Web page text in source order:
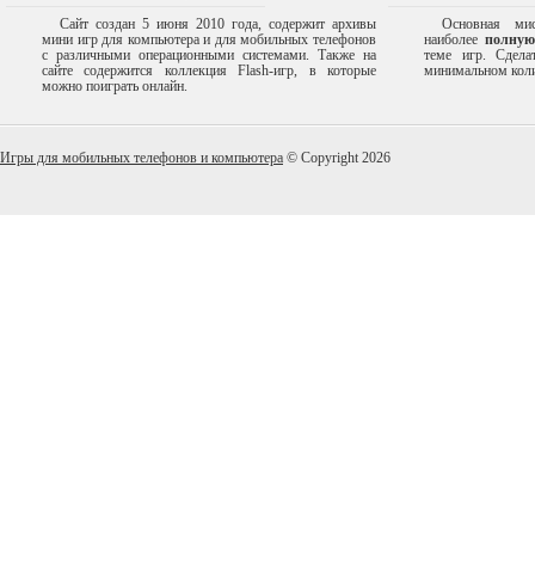
Сайт создан 5 июня 2010 года, содержит архивы
мини игр для компьютера и для мобильных телефонов
с различными операционными системами. Также на
сайте содержится коллекция Flash-игр, в которые
можно поиграть онлайн.
Основная
наиболее
теме игр.
минимальном
Игры для мобильных телефонов и компьютера © Copyright 2026